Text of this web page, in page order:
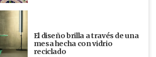
El diseño brilla a través de una
mesa hecha con vidrio
reciclado